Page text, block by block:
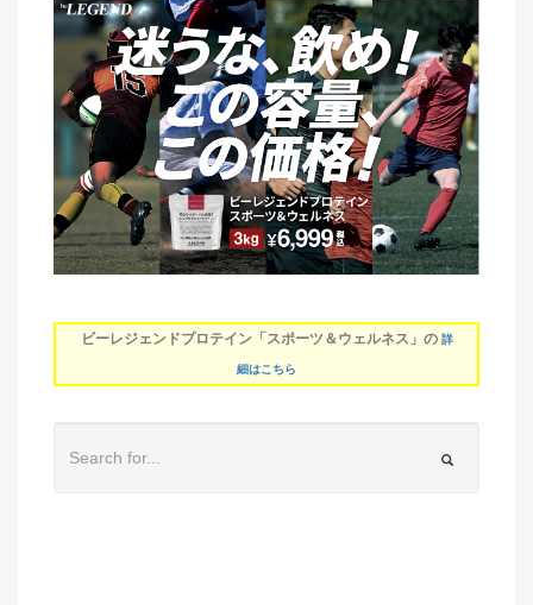
ビーレジェンドプロテイン「スポーツ＆ウェルネス」の 詳
細はこちら